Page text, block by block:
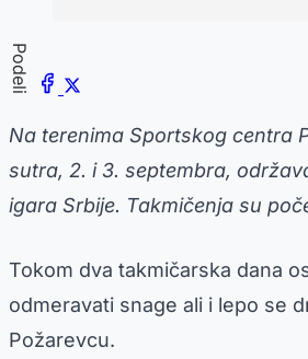
Podeli
Na terenima Sportskog centra
sutra, 2. i 3. septembra,
igara Srbije. Takmičenja su
Tokom dva takmičarska dana
odmeravati snage ali i lepo se
Požarevcu.